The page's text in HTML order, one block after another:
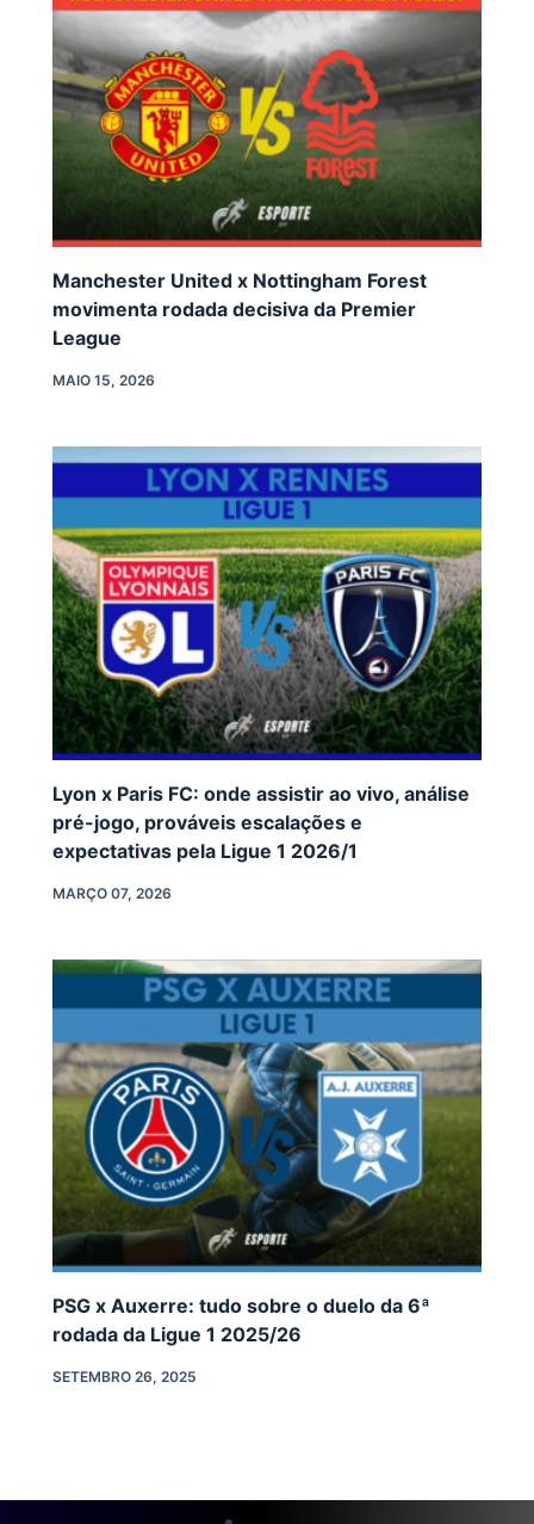
Manchester United x Nottingham Forest
movimenta rodada decisiva da Premier
League
MAIO 15, 2026
Lyon x Paris FC: onde assistir ao vivo, análise
pré-jogo, prováveis escalações e
expectativas pela Ligue 1 2026/1
MARÇO 07, 2026
PSG x Auxerre: tudo sobre o duelo da 6ª
rodada da Ligue 1 2025/26
SETEMBRO 26, 2025